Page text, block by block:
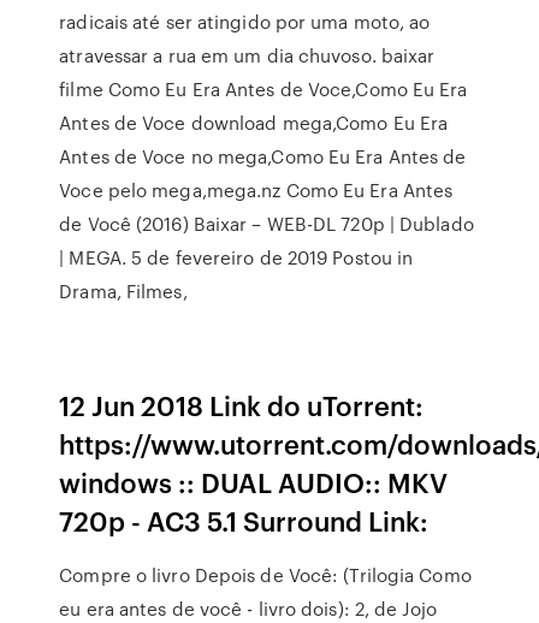
radicais até ser atingido por uma moto, ao
atravessar a rua em um dia chuvoso. baixar
filme Como Eu Era Antes de Voce,Como Eu Era
Antes de Voce download mega,Como Eu Era
Antes de Voce no mega,Como Eu Era Antes de
Voce pelo mega,mega.nz Como Eu Era Antes
de Você (2016) Baixar – WEB-DL 720p | Dublado
| MEGA. 5 de fevereiro de 2019 Postou in
Drama, Filmes,
12 Jun 2018 Link do uTorrent:
https://www.utorrent.com/
windows :: DUAL AUDIO:: MKV
720p - AC3 5.1 Surround Link:
Compre o livro Depois de Você: (Trilogia Como
eu era antes de você - livro dois): 2, de Jojo